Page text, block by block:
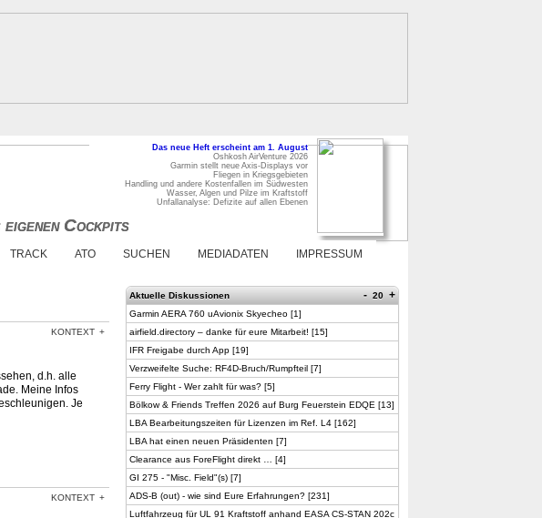
Das neue Heft erscheint am 1. August
Oshkosh AirVenture 2026
Garmin stellt neue Axis-Displays vor
Fliegen in Kriegsgebieten
Handling und andere Kostenfallen im Südwesten
Wasser, Algen und Pilze im Kraftstoff
Unfallanalyse: Defizite auf allen Ebenen
Cockpits
Cockpits
TRACK ATO SUCHEN MEDIADATEN IMPRESSUM
KONTEXT
d.h. alle
Meine Infos
Je
KONTEXT
Aktuelle Diskussionen - 20 +
Garmin AERA 760 uAvionix Skyecheo [1]
airfield.directory – danke für eure Mitarbeit! [15]
IFR Freigabe durch App [19]
Verzweifelte Suche: RF4D-Bruch/Rumpfteil [7]
Ferry Flight - Wer zahlt für was? [5]
Bölkow & Friends Treffen 2026 auf Burg Feuerstein EDQE [13]
LBA Bearbeitungszeiten für Lizenzen im Ref. L4 [162]
LBA hat einen neuen Präsidenten [7]
Clearance aus ForeFlight direkt …
[4]
GI 275 - "Misc. Field"(s) [7]
ADS-B (out) - wie sind Eure Erfahrungen? [231]
Luftfahrzeug für UL 91 Kraftstoff anhand EASA CS-STAN 202c